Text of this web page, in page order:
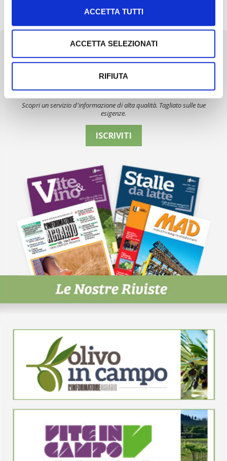
ACCETTA TUTTI
ACCETTA SELEZIONATI
RIFIUTA
Newsletter
Scopri un servizio d'informazione di alta qualità. Tagliato sulle tue
esigenze.
ISCRIVITI